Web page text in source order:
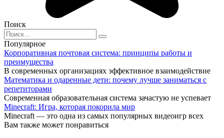
Поиск
Search
for:
Популярное
Корпоративная почтовая система: принципы работы и
преимущества
В современных организациях эффективное взаимодействие
Математика и одаренные дети: почему лучше заниматься с
репетиторами
Современная образовательная система зачастую не успевает
Minecraft: Игра, которая покорила мир
Minecraft — это одна из самых популярных видеоигр всех
Вам также может понравиться